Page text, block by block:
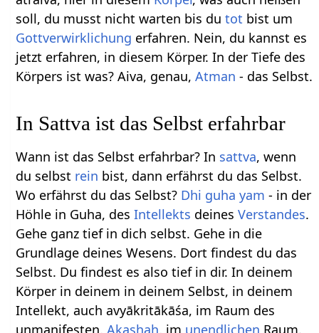
soll, du musst nicht warten bis dutot bist um
Gottverwirklichung erfahren. Nein, du kannst es
jetzt erfahren, in diesem Körper. In der Tiefe des
Körpers ist was? Aiva, genau,Atman - das Selbst.
In Sattva ist das Selbst erfahrbar
Wann ist das Selbst erfahrbar? In sattva, wenn
du selbst rein bist, dann erfährst du das Selbst.
Wo erfährst du das Selbst? Dhi guha yam - in der
Höhle in Guha, desIntellekts deinesVerstandes.
Gehe ganz tief in dich selbst. Gehe in die
Grundlage deines Wesens. Dort findest du das
Selbst. Du findest es also tief in dir. In deinem
Körper in deinem in deinem Selbst, in deinem
Intellekt, auch avyākritākāśa, im Raum des
unmanifesten,Akashah, im unendlichen Raum.